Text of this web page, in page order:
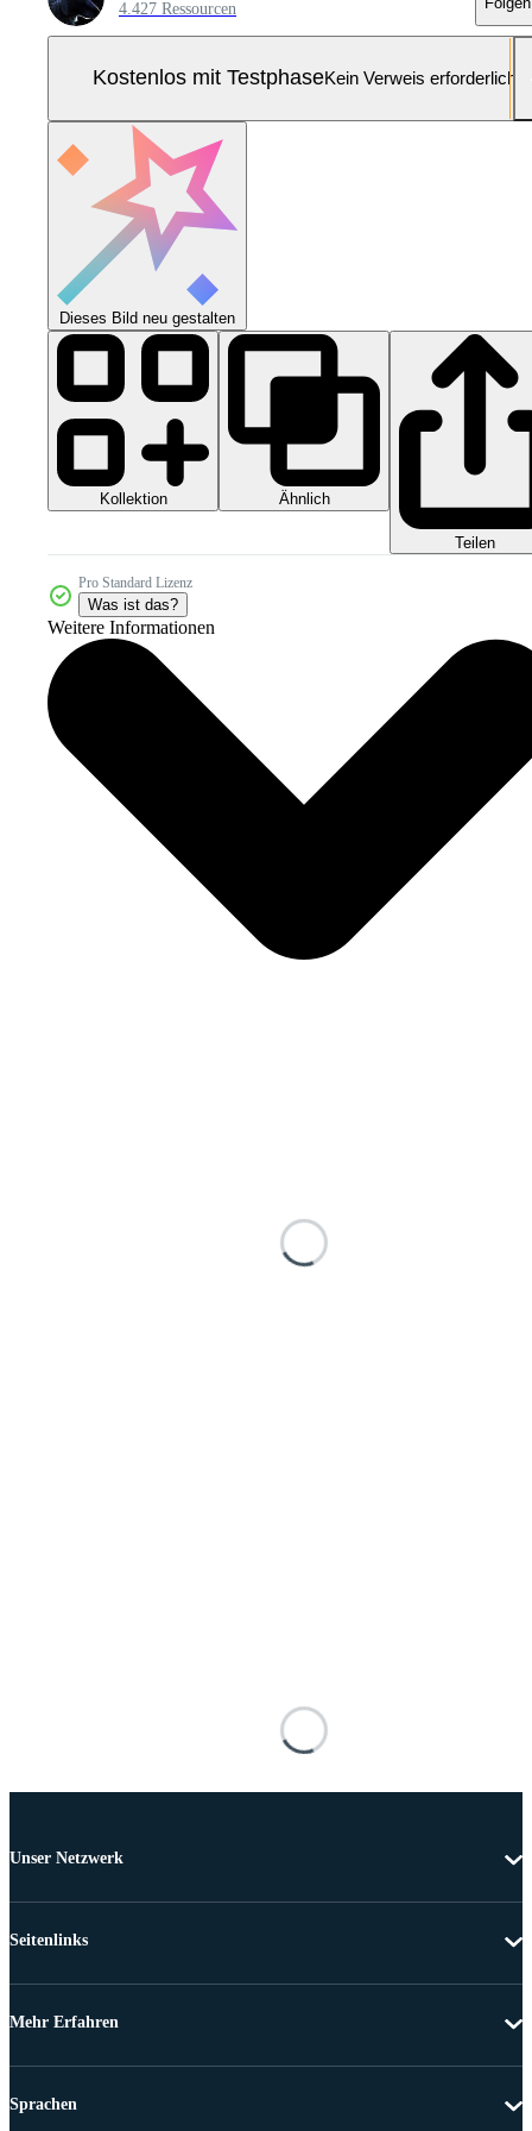
4.427 Ressourcen
Kostenlos mit TestphaseKein Verweis erforderlich
Dieses Bild neu gestalten
Kollektion Ähnlich
Teilen
Pro Standard Lizenz
Was ist das?
Weitere Informationen
Unser Netzwerk
Seitenlinks
Mehr Erfahren
Sprachen